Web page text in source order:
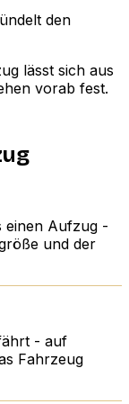
den
lässt sich aus
vorab fest.
einen Aufzug -
und der
- auf
Fahrzeug